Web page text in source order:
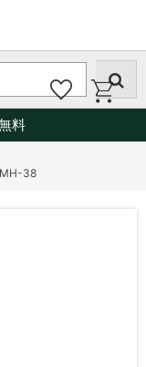
料
MH-38